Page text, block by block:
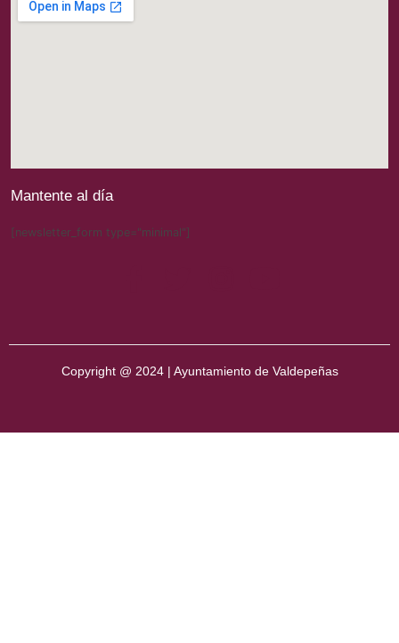
Mantente al día
[newsletter_form type="minimal"]
Copyright @ 2024 | Ayuntamiento de Valdepeñas